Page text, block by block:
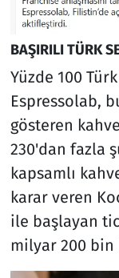
BAŞIRILI TÜRK
Yüzde 100
Espressolab,
gösteren
230'dan fazla
kapsamlı
karar veren
ile başlayan
milyar 200 bin